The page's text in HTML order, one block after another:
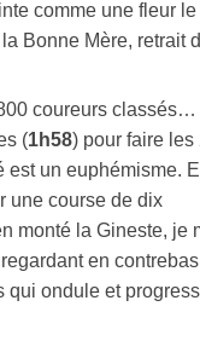
comme une fleur
Bonne Mère, retrait
coureurs classés…
(1h58) pour faire les
est un euphémisme.
une course de dix
monté la Gineste, je
en
qui ondule et